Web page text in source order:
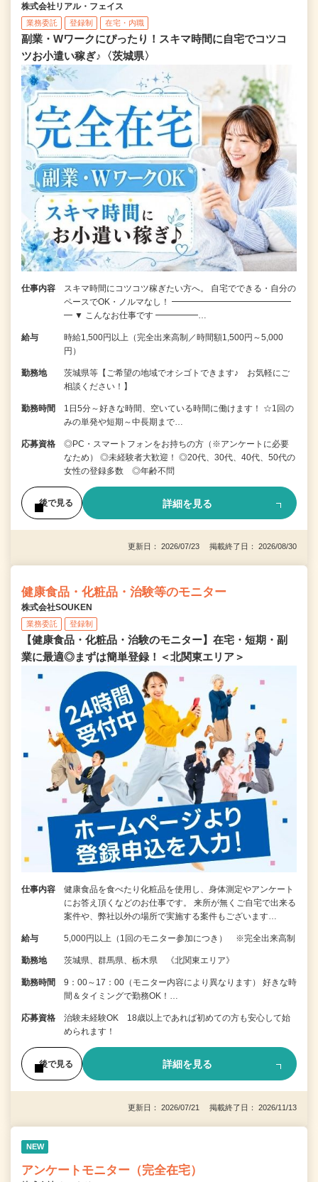
株式会社リアル・フェイス
業務委託 登録制 在宅・内職
副業・Wワークにぴったり！スキマ時間に自宅でコツコ
ツお小遣い稼ぎ♪〈茨城県〉
仕事内容
スキマ時間にコツコツ稼ぎたい方へ。 自宅でできる・自分の
ペースでOK・ノルマなし！ ━━━━━━━━━━━━━━
━ ▼ こんなお仕事です ━━━━━…
給与
時給1,500円以上（完全出来高制／時間額1,500円～5,000
円）
勤務地
茨城県等【ご希望の地域でオシゴトできます♪ お気軽にご
相談ください！】
勤務時間
1日5分～好きな時間、空いている時間に働けます！ ☆1回の
みの単発や短期～中長期まで…
応募資格
◎PC・スマートフォンをお持ちの方（※アンケートに必要
なため） ◎未経験者大歓迎！ ◎20代、30代、40代、50代の
女性の登録多数 ◎年齢不問
後で見る 詳細を見る
更新日： 2026/07/23 掲載終了日： 2026/08/30
健康食品・化粧品・治験等のモニター
株式会社SOUKEN
業務委託 登録制
【健康食品・化粧品・治験のモニター】在宅・短期・副
業に最適◎まずは簡単登録！＜北関東エリア＞
仕事内容
健康食品を食べたり化粧品を使用し、身体測定やアンケート
にお答え頂くなどのお仕事です。 来所が無くご自宅で出来る
案件や、弊社以外の場所で実施する案件もございます…
給与 5,000円以上（1回のモニター参加につき） ※完全出来高制
勤務地 茨城県、群馬県、栃木県 《北関東エリア》
勤務時間
9：00～17：00（モニター内容により異なります） 好きな時
間＆タイミングで勤務OK！…
応募資格
治験未経験OK 18歳以上であれば初めての方も安心して始
められます！
後で見る 詳細を見る
更新日： 2026/07/21 掲載終了日： 2026/11/13
NEW
アンケートモニター（完全在宅）